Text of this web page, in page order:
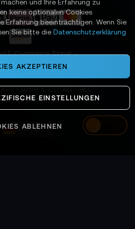
German
E-Commerce Signal –
TONEART AI Division
OPERATIONAL
und Ihre Erfahrung zu
keine optionalen Cookies
Erfahrung beeinträchtigen. Wenn Sie
Sie bitte die Datenschutzerklärung
AKZEPTIEREN
EINSTELLUNGEN
ABLEHNEN